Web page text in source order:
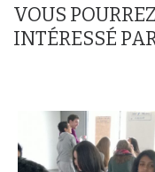
VOUS
INTÉRESSÉ